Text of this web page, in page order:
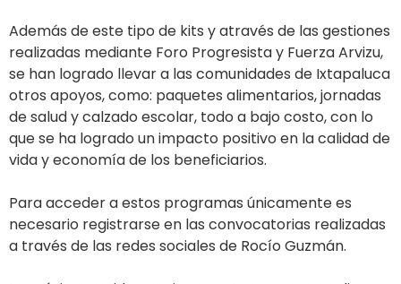
Además de este tipo de kits y através de las gestiones
realizadas mediante Foro Progresista y Fuerza Arvizu,
se han logrado llevar a las comunidades de Ixtapaluca
otros apoyos, como: paquetes alimentarios, jornadas
de salud y calzado escolar, todo a bajo costo, con lo
que se ha logrado un impacto positivo en la calidad de
vida y economía de los beneficiarios.
Para acceder a estos programas únicamente es
necesario registrarse en las convocatorias realizadas
a través de las redes sociales de Rocío Guzmán.